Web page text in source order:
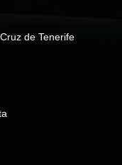
de Tenerife